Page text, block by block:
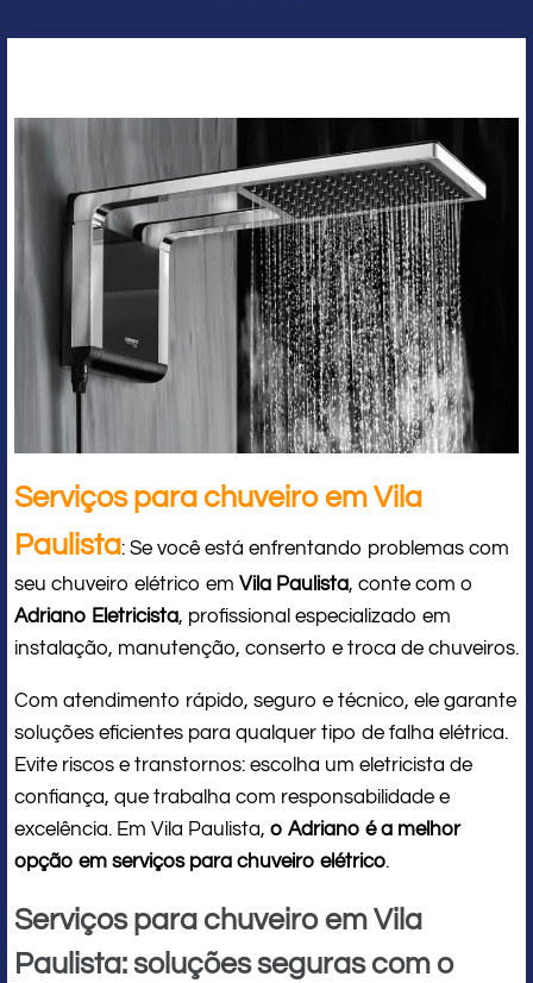
Serviços para chuveiro em Vila
Paulista: Se você está enfrentando problemas com
seu chuveiro elétrico em Vila Paulista, conte com o
Adriano Eletricista, profissional especializado em
instalação, manutenção, conserto e troca de chuveiros.
Com atendimento rápido, seguro e técnico, ele garante
soluções eficientes para qualquer tipo de falha elétrica.
Evite riscos e transtornos: escolha um eletricista de
confiança, que trabalha com responsabilidade e
excelência. Em Vila Paulista, o Adriano é a melhor
opção em serviços para chuveiro elétrico.
Serviços para chuveiro em Vila
Paulista: soluções seguras com o